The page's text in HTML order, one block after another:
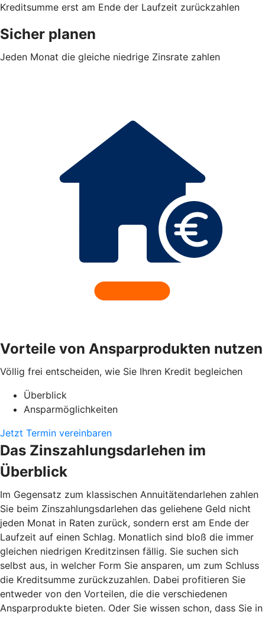
Kreditsumme erst am Ende der Laufzeit zurückzahlen
Sicher planen
Jeden Monat die gleiche niedrige Zinsrate zahlen
Vorteile von Ansparprodukten nutzen
Völlig frei entscheiden, wie Sie Ihren Kredit begleichen
Überblick
Ansparmöglichkeiten
Jetzt Termin vereinbaren
Das Zinszahlungsdarlehen im
Überblick
Im Gegensatz zum klassischen Annuitätendarlehen zahlen
Sie beim Zinszahlungsdarlehen das geliehene Geld nicht
jeden Monat in Raten zurück, sondern erst am Ende der
Laufzeit auf einen Schlag. Monatlich sind bloß die immer
gleichen niedrigen Kreditzinsen fällig. Sie suchen sich
selbst aus, in welcher Form Sie ansparen, um zum Schluss
die Kreditsumme zurückzuzahlen. Dabei profitieren Sie
entweder von den Vorteilen, die die verschiedenen
Ansparprodukte bieten. Oder Sie wissen schon, dass Sie in